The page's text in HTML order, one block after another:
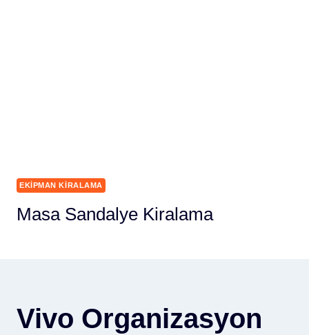
EKIPMAN KIRALAMA
Masa Sandalye Kiralama
Vivo Organizasyon